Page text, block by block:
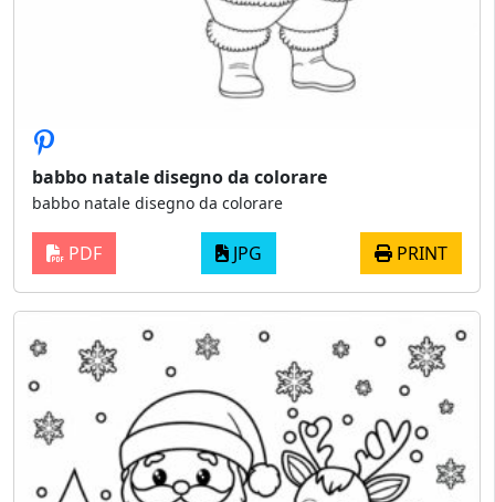
babbo natale disegno da colorare
babbo natale disegno da colorare
PDF JPG PRINT